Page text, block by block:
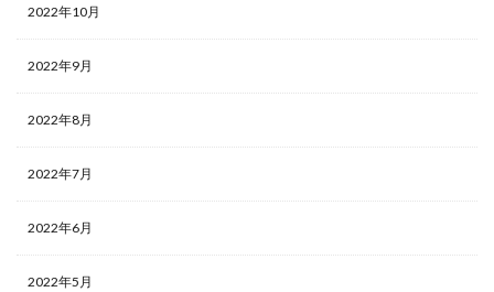
2022年10月
2022年9月
2022年8月
2022年7月
2022年6月
2022年5月